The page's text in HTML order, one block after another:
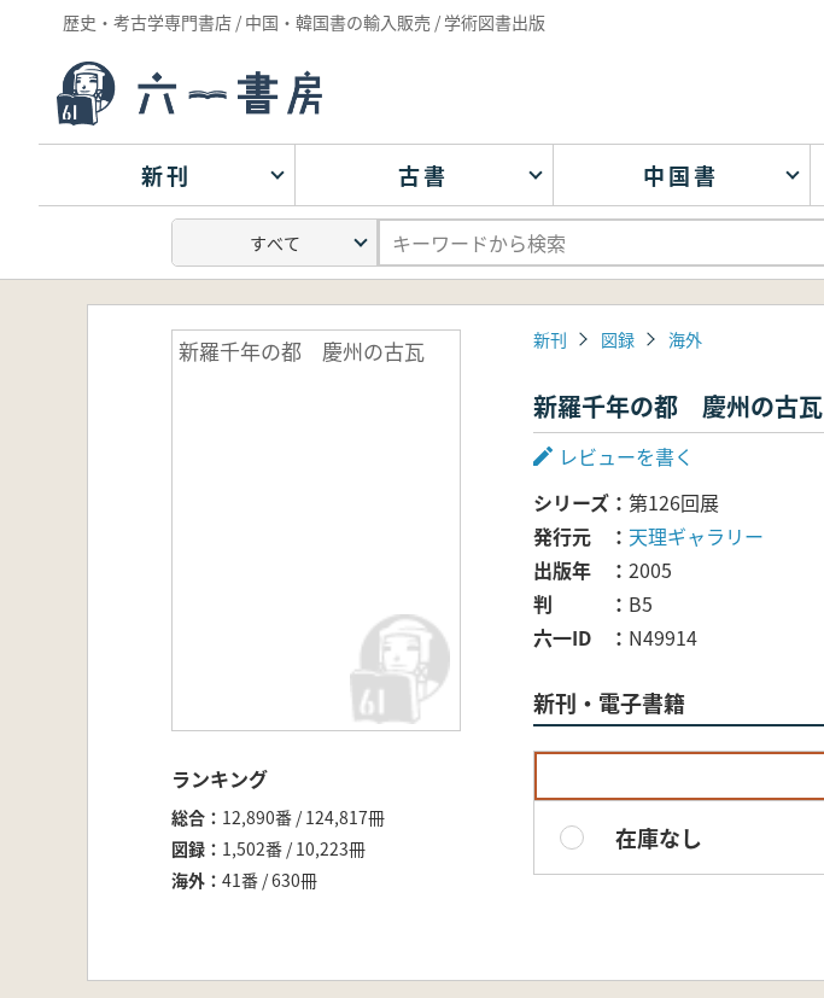
歴史・考古学専門書店 / 中国・韓国書の輸入販売 / 学術図書出版
新刊 古書 中国書
新羅千年の都 慶州の古瓦
ランキング
総合
12,890番 / 124,817冊
図録
1,502番 / 10,223冊
海外
41番 / 630冊
新刊 図録 海外
新羅千年の都 慶州の古瓦
レビューを書く
シリーズ
第126回展
発行元
天理ギャラリー
出版年
2005
判
B5
六一ID
N49914
新刊・電子書籍
在庫なし